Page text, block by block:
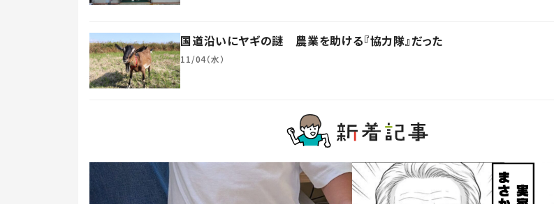
国道沿いにヤギの謎 農業を助ける『協力隊』だった
11/04（水）